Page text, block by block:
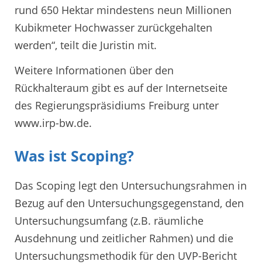
rund 650 Hektar mindestens neun Millionen
Kubikmeter Hochwasser zurückgehalten
werden“, teilt die Juristin mit.
Weitere Informationen über den
Rückhalteraum gibt es auf der Internetseite
des Regierungspräsidiums Freiburg unter
www.irp-bw.de.
Was ist Scoping?
Das Scoping legt den Untersuchungsrahmen in
Bezug auf den Untersuchungsgegenstand, den
Untersuchungsumfang (z.B. räumliche
Ausdehnung und zeitlicher Rahmen) und die
Untersuchungsmethodik für den UVP-Bericht